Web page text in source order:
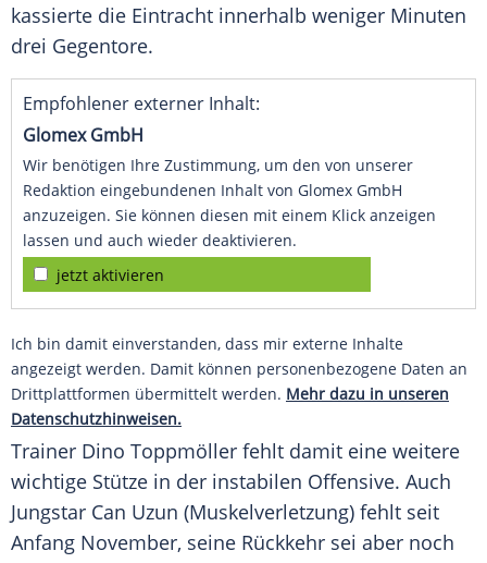
kassierte die Eintracht innerhalb weniger Minuten
drei Gegentore.
Empfohlener externer Inhalt:
Glomex GmbH
Wir benötigen Ihre Zustimmung, um den von unserer
Redaktion eingebundenen Inhalt von Glomex GmbH
anzuzeigen. Sie können diesen mit einem Klick anzeigen
lassen und auch wieder deaktivieren.
jetzt aktivieren
Ich bin damit einverstanden, dass mir externe Inhalte
angezeigt werden. Damit können personenbezogene Daten an
Drittplattformen übermittelt werden. Mehr dazu in unseren
Datenschutzhinweisen.
Trainer Dino Toppmöller fehlt damit eine weitere
wichtige Stütze in der instabilen Offensive. Auch
Jungstar Can Uzun (Muskelverletzung) fehlt seit
Anfang November, seine Rückkehr sei aber noch